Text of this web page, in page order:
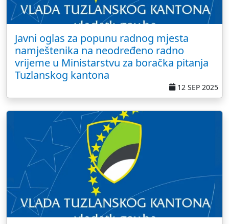
Javni oglas za popunu radnog mjesta
namještenika na neodređeno radno
vrijeme u Ministarstvu za boračka pitanja
Tuzlanskog kantona
12 SEP 2025